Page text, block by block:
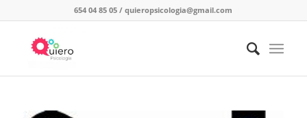
654 04 85 05 /quieropsicologia@gmail.com